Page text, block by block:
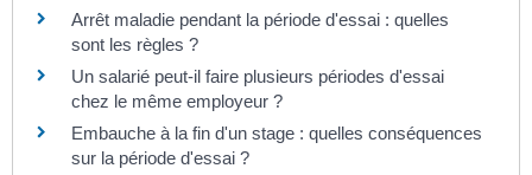
Arrêt maladie pendant la période d'essai : quelles
sont les règles ?
Un salarié peut-il faire plusieurs périodes d'essai
chez le même employeur ?
Embauche à la fin d'un stage : quelles conséquences
sur la période d'essai ?